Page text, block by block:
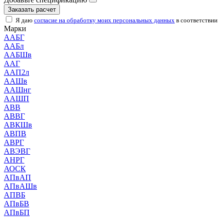
Заказать расчет
Я даю согласие на обработку моих персональных данных в
Марки
ААБГ
ААБл
ААБШв
ААГ
ААП2л
ААШв
ААШнг
ААШП
АВВ
АВВГ
АВКШв
АВПВ
АВРГ
АВЭВГ
АНРГ
АОСК
АПвАП
АПвАШв
АПВБ
АПвБВ
АПвБП